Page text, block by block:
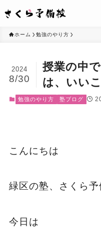
ホーム 勉強のやり方
授業の中
は、いい
2024
8/30
勉強のやり方 塾ブログ
こんにちは
緑区の塾、さくら
今日は